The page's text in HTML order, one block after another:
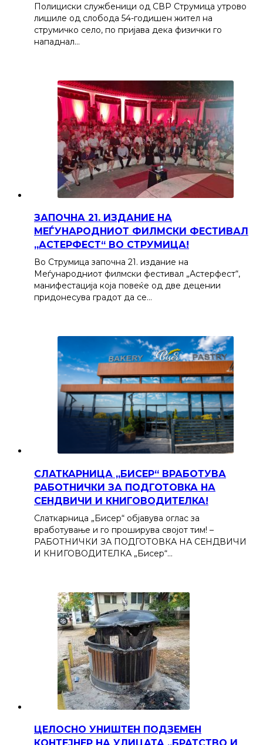
Полициски службеници од СВР Струмица утрово
лишиле од слобода 54-годишен жител на
струмичко село, по пријава дека физички го
нападнал…
ЗАПОЧНА 21. ИЗДАНИЕ НА
МЕЃУНАРОДНИОТ ФИЛМСКИ ФЕСТИВАЛ
„АСТЕРФЕСТ“ ВО СТРУМИЦА!
Во Струмица започна 21. издание на
Меѓународниот филмски фестивал „Астерфест“,
манифестација која повеќе од две децении
придонесува градот да се…
СЛАТКАРНИЦА „БИСЕР“ ВРАБОТУВА
РАБОТНИЧКИ ЗА ПОДГОТОВКА НА
СЕНДВИЧИ И КНИГОВОДИТЕЛКА!
Слаткарница „Бисер“ објавува оглас за
вработување и го проширува својот тим! –
РАБОТНИЧКИ ЗА ПОДГОТОВКА НА СЕНДВИЧИ
И КНИГОВОДИТЕЛКА „Бисер“…
ЦЕЛОСНО УНИШТЕН ПОДЗЕМЕН